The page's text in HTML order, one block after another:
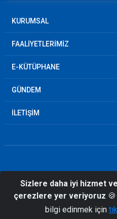
KURUMSAL
FAALİYETLERİMİZ
E-KÜTÜPHANE
GÜNDEM
İLETİŞİM
© 2026
Sizlere daha iyi hizmet
çerezlere yer veriyoruz
bilgi edinmek için